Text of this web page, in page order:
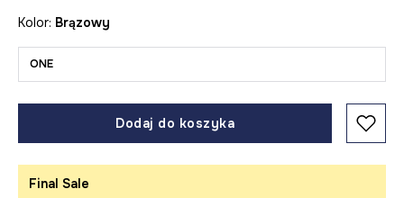
Kolor: brązowy
ONE
Dodaj do koszyka
Final Sale